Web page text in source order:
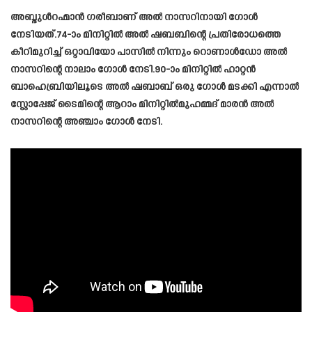
അബ്ദുൾറഹ്മാൻ ഗരീബാണ് അൽ നാസറിനായി ഗോൾ
നേടിയത്.74-ാം മിനിറ്റിൽ അൽ ഷബബിന്റെ പ്രതിരോധത്തെ
കീറിമുറിച്ച് ഒറ്റാവിയോ പാസിൽ നിന്നും റൊണാൾഡോ അൽ
നാസറിന്റെ നാലാം ഗോൾ നേടി.90-ാം മിനിറ്റിൽ ഹാറ്റൻ
ബാഹെബ്രിയിലൂടെ അൽ ഷബാബ് ഒരു ഗോൾ മടക്കി എന്നാൽ
സ്റ്റോപ്പേജ് ടൈമിന്റെ ആറാം മിനിറ്റിൽമുഹമ്മദ് മാരൻ അൽ
നാസറിന്റെ അഞ്ചാം ഗോൾ നേടി.